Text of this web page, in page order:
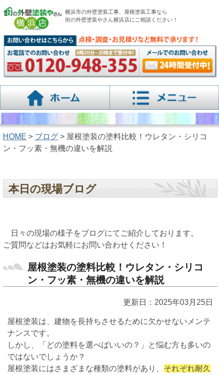
横浜市の外壁塗装工事、屋根塗装工事なら
街の外壁塗装やさん横浜店にご相談ください！
HOME > ブログ> 屋根塗装の塗料比較！ウレタン・シリコ
ン・フッ素・無機の違いを解説
本日の現場ブログ
日々の現場の様子をブログにてご紹介しております。
ご質問などはお気軽にお問い合わせください！
屋根塗装の塗料比較！ウレタン・シリコ
ン・フッ素・無機の違いを解説
更新日：2025年03月25日
屋根塗装は、建物を長持ちさせるために欠かせないメンテ
ナンスです。
しかし、「どの塗料を選べばいいの？」と悩む方も多いの
ではないでしょうか？
屋根塗装にはさまざまな種類の塗料があり、 それぞれ耐久